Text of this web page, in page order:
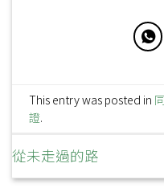
This entry was posted in
證.
從未走過的路